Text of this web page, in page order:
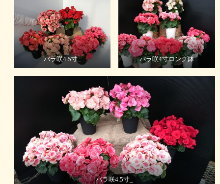
バラ咲4.5寸_ バラ咲4寸ロング鉢
バラ咲4.5寸_